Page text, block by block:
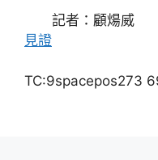
記者：顧煬威
見證
TC:9spacepos273